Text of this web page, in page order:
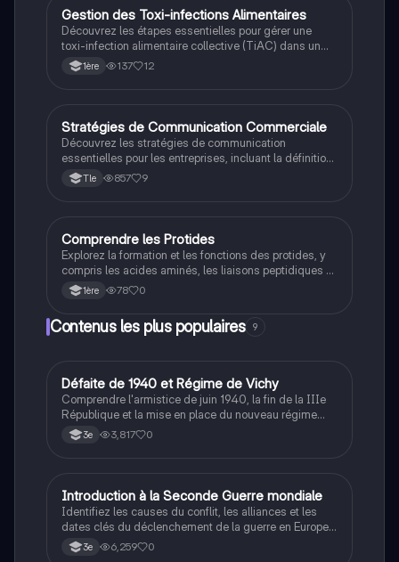
étudiants en biologie et nutrition.
Ens. Scient.
Gestion des Toxi-infections Alimentaires
Découvrez les étapes essentielles pour gérer une
toxi-infection alimentaire collective (TiAC) dans un
établissement de restauration. Ce document aborde la
déclaration auprès des autorités sanitaires,
prévenir les risques. Idéal pour les professionnels de
la restauration et les étudiants en sécurité alimentaire.
1ère 137 12
STMG
Stratégies de Communication Commerciale
Découvrez les stratégies de communication
essentielles pour les entreprises, incluant la définition
de la cible, les objectifs de communication, et les
moyens de fidélisation. Ce document aborde les
actions pour attirer et fidéliser la clientèle. Type de
ressource : résumé stratégique.
Tle 857 9
Ens. Scient.
Comprendre les Protides
Explorez la formation et les fonctions des protides, y
compris les acides aminés, les liaisons peptidiques et
les rôles biologiques des protéines. Ce résumé
aborde les structures primaires à quaternaires des
régulation corporelle.
1ère 78 0
Contenus les plus populaires 9
DHistoire
Défaite de 1940 et Régime de Vichy
Comprendre l'armistice de juin 1940, la fin de la IIIe
République et la mise en place du nouveau régime
autoritaire de Philippe Pétain.
3e 3,817 0
IHistoire
Introduction à la Seconde Guerre mondiale
Identifiez les causes du conflit, les alliances et les
dates clés du déclenchement de la guerre en Europe
et dans le Pacifique.
3e 6,259 0